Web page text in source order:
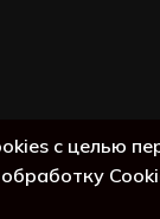
с целью